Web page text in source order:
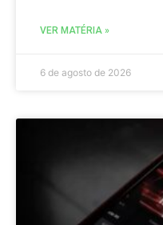
VER MATÉRIA »
6 de agosto de 2026